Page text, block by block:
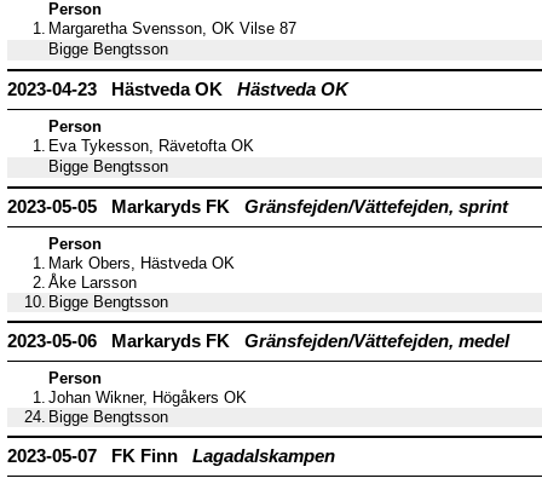
Person
1. Margaretha Svensson, OK Vilse 87
Bigge Bengtsson
2023-04-23 Hästveda OK Hästveda OK
Person
1. Eva Tykesson, Rävetofta OK
Bigge Bengtsson
2023-05-05 Markaryds FK Gränsfejden/Vättefejden, sprint
Person
1. Mark Obers, Hästveda OK
2. Åke Larsson
10. Bigge Bengtsson
2023-05-06 Markaryds FK Gränsfejden/Vättefejden, medel
Person
1. Johan Wikner, Högåkers OK
24. Bigge Bengtsson
2023-05-07 FK Finn Lagadalskampen